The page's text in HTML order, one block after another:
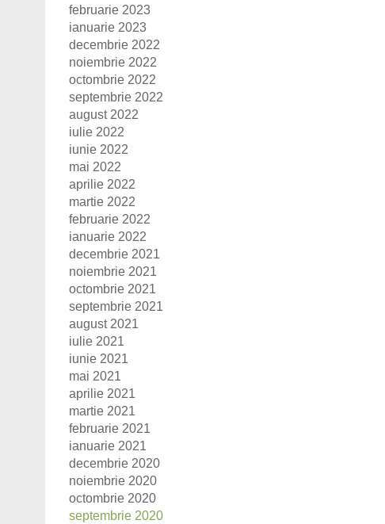
februarie 2023
ianuarie 2023
decembrie 2022
noiembrie 2022
octombrie 2022
septembrie 2022
august 2022
iulie 2022
iunie 2022
mai 2022
aprilie 2022
martie 2022
februarie 2022
ianuarie 2022
decembrie 2021
noiembrie 2021
octombrie 2021
septembrie 2021
august 2021
iulie 2021
iunie 2021
mai 2021
aprilie 2021
martie 2021
februarie 2021
ianuarie 2021
decembrie 2020
noiembrie 2020
octombrie 2020
septembrie 2020